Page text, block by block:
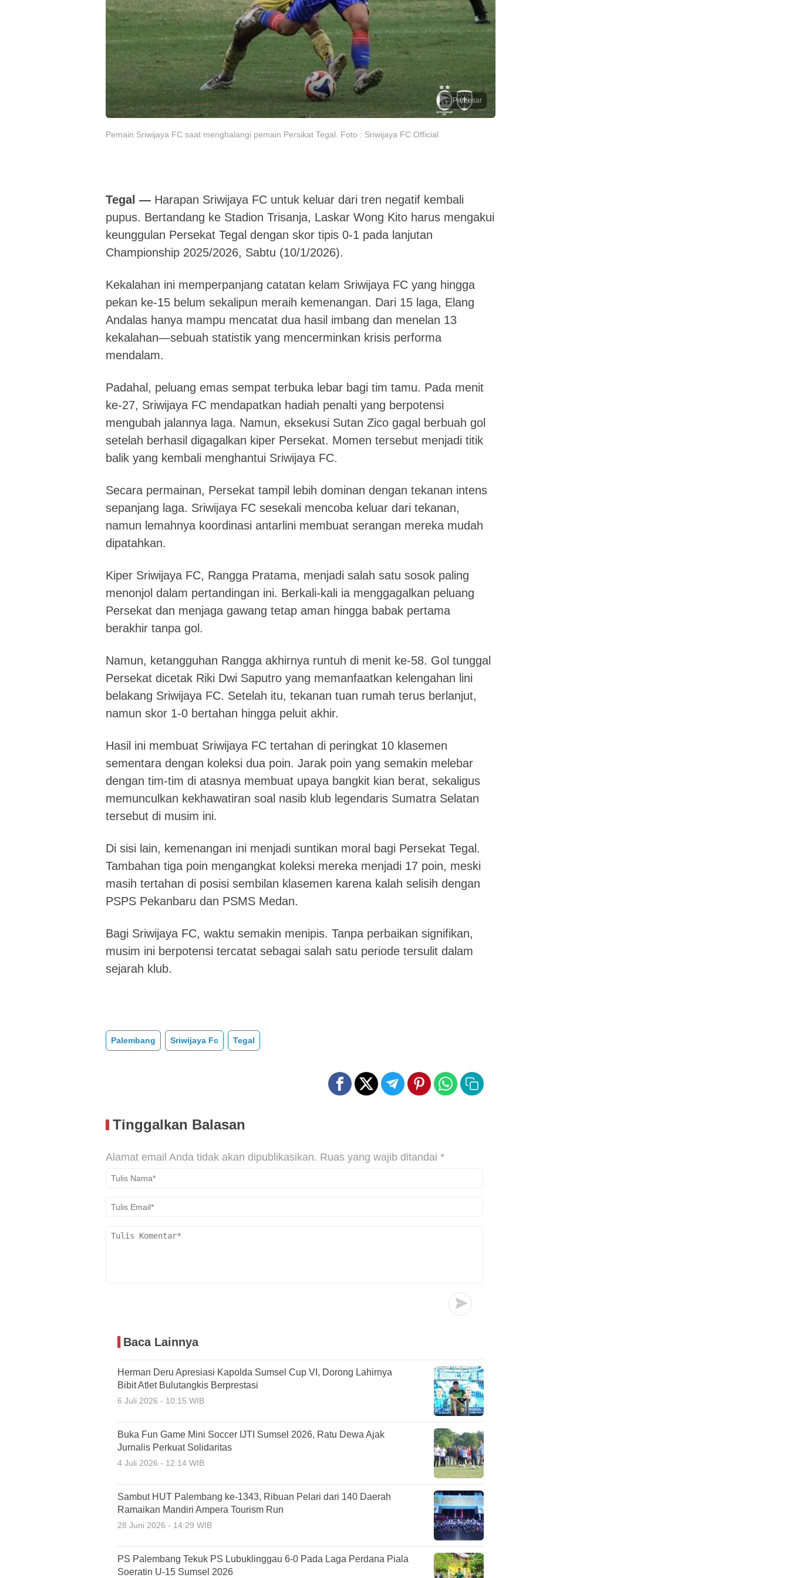
Perbesar
Pemain Sriwijaya FC saat menghalangi pemain Persikat Tegal. Foto : Sriwijaya FC Official
Tegal — Harapan Sriwijaya FC untuk keluar dari tren negatif kembali
pupus. Bertandang ke Stadion Trisanja, Laskar Wong Kito harus mengakui
keunggulan Persekat Tegal dengan skor tipis 0-1 pada lanjutan
Championship 2025/2026, Sabtu (10/1/2026).
Kekalahan ini memperpanjang catatan kelam Sriwijaya FC yang hingga
pekan ke-15 belum sekalipun meraih kemenangan. Dari 15 laga, Elang
Andalas hanya mampu mencatat dua hasil imbang dan menelan 13
kekalahan—sebuah statistik yang mencerminkan krisis performa
mendalam.
Padahal, peluang emas sempat terbuka lebar bagi tim tamu. Pada menit
ke-27, Sriwijaya FC mendapatkan hadiah penalti yang berpotensi
mengubah jalannya laga. Namun, eksekusi Sutan Zico gagal berbuah gol
setelah berhasil digagalkan kiper Persekat. Momen tersebut menjadi titik
balik yang kembali menghantui Sriwijaya FC.
Secara permainan, Persekat tampil lebih dominan dengan tekanan intens
sepanjang laga. Sriwijaya FC sesekali mencoba keluar dari tekanan,
namun lemahnya koordinasi antarlini membuat serangan mereka mudah
dipatahkan.
Kiper Sriwijaya FC, Rangga Pratama, menjadi salah satu sosok paling
menonjol dalam pertandingan ini. Berkali-kali ia menggagalkan peluang
Persekat dan menjaga gawang tetap aman hingga babak pertama
berakhir tanpa gol.
Namun, ketangguhan Rangga akhirnya runtuh di menit ke-58. Gol tunggal
Persekat dicetak Riki Dwi Saputro yang memanfaatkan kelengahan lini
belakang Sriwijaya FC. Setelah itu, tekanan tuan rumah terus berlanjut,
namun skor 1-0 bertahan hingga peluit akhir.
Hasil ini membuat Sriwijaya FC tertahan di peringkat 10 klasemen
sementara dengan koleksi dua poin. Jarak poin yang semakin melebar
dengan tim-tim di atasnya membuat upaya bangkit kian berat, sekaligus
memunculkan kekhawatiran soal nasib klub legendaris Sumatra Selatan
tersebut di musim ini.
Di sisi lain, kemenangan ini menjadi suntikan moral bagi Persekat Tegal.
Tambahan tiga poin mengangkat koleksi mereka menjadi 17 poin, meski
masih tertahan di posisi sembilan klasemen karena kalah selisih dengan
PSPS Pekanbaru dan PSMS Medan.
Bagi Sriwijaya FC, waktu semakin menipis. Tanpa perbaikan signifikan,
musim ini berpotensi tercatat sebagai salah satu periode tersulit dalam
sejarah klub.
Palembang Sriwijaya Fc Tegal
Tinggalkan Balasan
Alamat email Anda tidak akan dipublikasikan. Ruas yang wajib ditandai *
Baca Lainnya
Herman Deru Apresiasi Kapolda Sumsel Cup VI, Dorong Lahirnya
Bibit Atlet Bulutangkis Berprestasi
6 Juli 2026 - 10:15 WIB
Buka Fun Game Mini Soccer IJTI Sumsel 2026, Ratu Dewa Ajak
Jurnalis Perkuat Solidaritas
4 Juli 2026 - 12:14 WIB
Sambut HUT Palembang ke-1343, Ribuan Pelari dari 140 Daerah
Ramaikan Mandiri Ampera Tourism Run
28 Juni 2026 - 14:29 WIB
PS Palembang Tekuk PS Lubuklinggau 6-0 Pada Laga Perdana Piala
Soeratin U-15 Sumsel 2026